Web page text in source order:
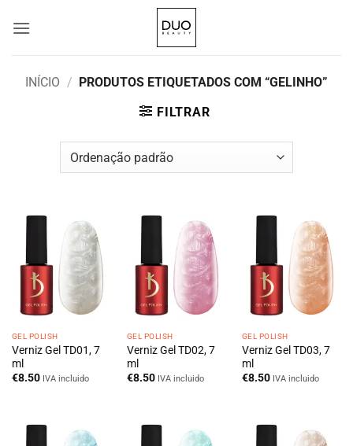
INÍCIO / PRODUTOS ETIQUETADOS COM “GELINHO”
FILTRAR
GEL POLISH
Verniz Gel TD01, 7
ml
€8.50 IVA incluido
GEL POLISH
Verniz Gel TD02, 7
ml
€8.50 IVA incluido
GEL POLISH
Verniz Gel TD03, 7
ml
€8.50 IVA incluido